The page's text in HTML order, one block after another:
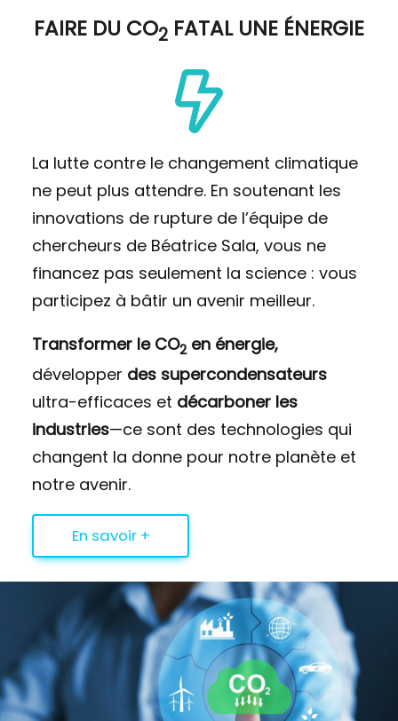
FAIRE DU CO2 FATAL UNE ÉNERGIE
La lutte contre le changement climatique
ne peut plus attendre. En soutenant les
innovations de rupture de l’équipe de
chercheurs de Béatrice Sala, vous ne
financez pas seulement la science : vous
participez à bâtir un avenir meilleur.
Transformer le CO2 en énergie,
développer des supercondensateurs
ultra-efficaces et décarboner les
industries—ce sont des technologies qui
changent la donne pour notre planète et
notre avenir.
En savoir +